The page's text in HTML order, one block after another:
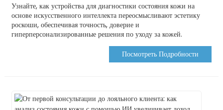
Узнайте, как устройства для диагностики состояния кожи на
основе искусственного интеллекта переосмысливают эстетику
роскоши, обеспечивая точность, доверие и
гиперперсонализированные решения по уходу за кожей.
Посмотреть Подробности